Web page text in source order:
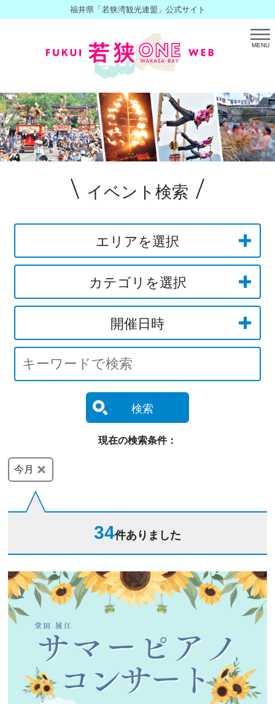
福井県「若狭湾観光連盟」公式サイト
MENU
イベント検索
エリアを選択
カテゴリを選択
開催日時
検索
現在の検索条件：
今月
34件ありました